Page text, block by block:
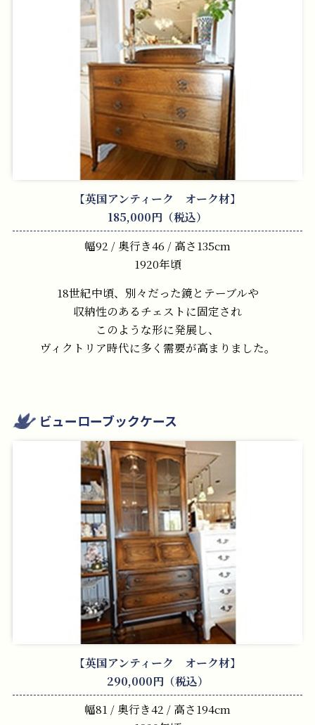
【英国アンティーク オーク材】
185,000円（税込）
幅92 / 奥行き46 / 高さ135cm
1920年頃
18世紀中頃、別々だった鏡とテーブルや
収納性のあるチェストに固定され
このような形に発展し、
ヴィクトリア時代に多く需要が高まりました。
ビューローブックケース
【英国アンティーク オーク材】
290,000円（税込）
幅81 / 奥行き42 / 高さ194cm